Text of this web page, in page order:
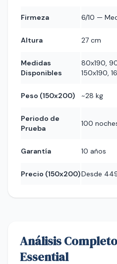
Firmeza 6/10 —
Altura 27 cm
Medidas
Disponibles
80x190,
150x190,
Peso (150x200) ~28 kg
Periodo de
Prueba
100
Garantía 10 años
Precio (150x200)Desde
Análisis
Essential